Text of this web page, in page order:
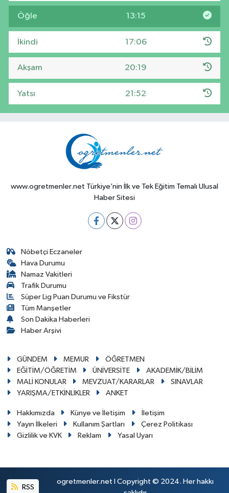
Öğle 13:15
İkindi 17:06
Akşam 20:19
Yatsı 21:52
www.ogretmenler.net Türkiye’nin İlk ve Tek Eğitim Temalı Ulusal
Haber Sitesi
Nöbetçi Eczaneler
Hava Durumu
Namaz Vakitleri
Trafik Durumu
Süper Lig Puan Durumu ve Fikstür
Tüm Manşetler
Son Dakika Haberleri
Haber Arşivi
GÜNDEM MEMUR
ÖĞRETMEN
EĞİTİM/ÖĞRETİM
ÜNİVERSİTE
AKADEMİK/BİLİM
MALİ KONULAR
MEVZUAT/KARARLAR
SINAVLAR
YARIŞMA/ETKİNLİKLER
ANKET
Hakkımızda Künye ve İletişim
İletişim
Yayın İlkeleri
Kullanım Şartları
Çerez Politikası
Gizlilik ve KVK
Reklam Yasal Uyarı
RSS
ogretmenler.net I Copyright © 2024. Her hakkı